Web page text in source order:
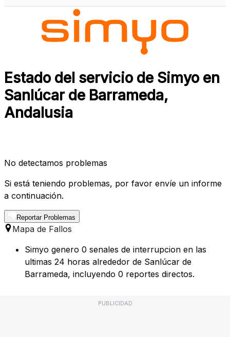
Estado del servicio de Simyo en
Sanlúcar de Barrameda,
Andalusia
No detectamos problemas
Si está teniendo problemas, por favor envíe un informe
a continuación.
Reportar Problemas
Mapa de Fallos
Simyo genero 0 senales de interrupcion en las
ultimas 24 horas alrededor de Sanlúcar de
Barrameda, incluyendo 0 reportes directos.
PUBLICIDAD